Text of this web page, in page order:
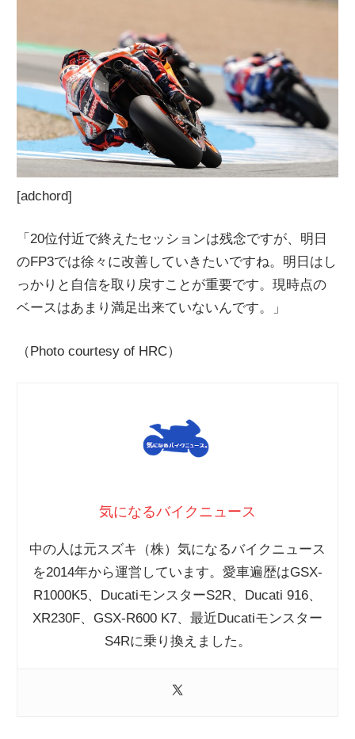
[adchord]
「20位付近で終えたセッションは残念ですが、明日
のFP3では徐々に改善していきたいですね。明日はし
っかりと自信を取り戻すことが重要です。現時点の
ベースはあまり満足出来ていないんです。」
（Photo courtesy of HRC）
気になるバイクニュース
中の人は元スズキ（株）気になるバイクニュース
を2014年から運営しています。愛車遍歴はGSX-
R1000K5、DucatiモンスターS2R、Ducati 916、
XR230F、GSX-R600 K7、最近Ducatiモンスター
S4Rに乗り換えました。